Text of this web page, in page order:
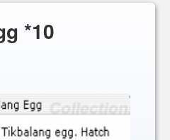
*10